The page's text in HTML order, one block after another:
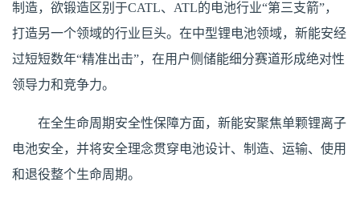
制造，欲锻造区别于CATL、ATL的电池行业“第三支箭”，
打造另一个领域的行业巨头。在中型锂电池领域，新能安经
过短短数年“精准出击”，在用户侧储能细分赛道形成绝对性
领导力和竞争力。
在全生命周期安全性保障方面，新能安聚焦单颗锂离子
电池安全，并将安全理念贯穿电池设计、制造、运输、使用
和退役整个生命周期。